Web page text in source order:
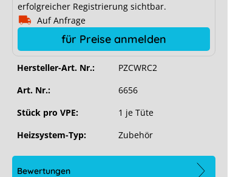
Hersteller-Art. Nr.:
PZCWRC2
Art. Nr.:
6656
Stück pro VPE:
1 je Tüte
Heizsystem-Typ:
Zubehör
erfolgreicher Registrierung sichtbar.
Auf Anfrage
für Preise anmelden
Bewertungen